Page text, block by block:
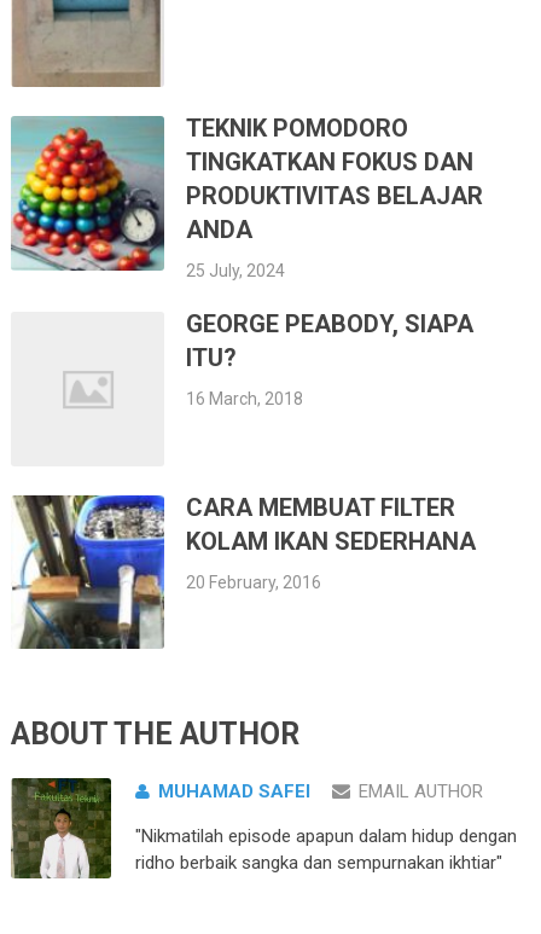
TEKNIK POMODORO
TINGKATKAN FOKUS DAN
PRODUKTIVITAS BELAJAR
ANDA
25 July, 2024
GEORGE PEABODY, SIAPA
ITU?
16 March, 2018
CARA MEMBUAT FILTER
KOLAM IKAN SEDERHANA
20 February, 2016
ABOUT THE AUTHOR
MUHAMAD SAFEI EMAIL AUTHOR
"Nikmatilah episode apapun dalam hidup dengan
ridho berbaik sangka dan sempurnakan ikhtiar"